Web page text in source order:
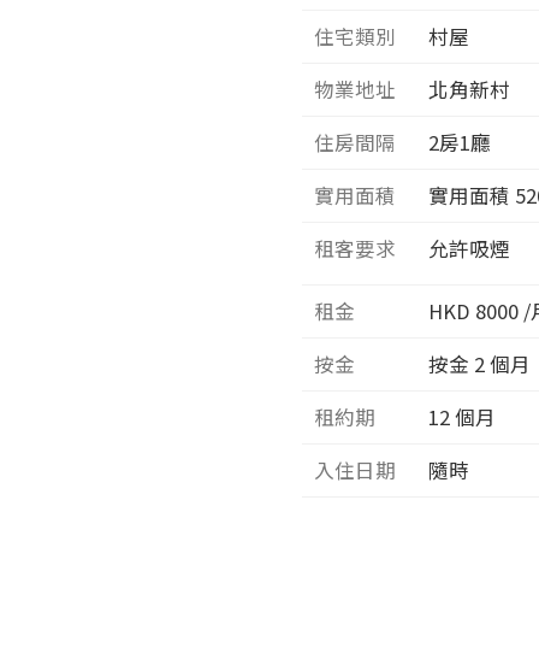
住宅類別
村屋
物業地址
北角新村
住房間隔
2房1廳
實用面積
實用面積
租客要求
允許吸煙
租金
HKD 8000 /
按金
按金 2 個月
租約期
12 個月
入住日期
隨時